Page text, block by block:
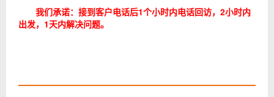
我们承诺：接到客户电话后1个小时内电话回访，2小时内
出发，1天内解决问题。